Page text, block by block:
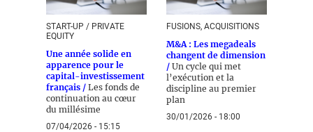
START-UP / PRIVATE
EQUITY
Une année solide en
apparence pour le
capital-investissement
français / Les fonds de
continuation au cœur
du millésime
07/04/2026 - 15:15
FUSIONS, ACQUISITIONS
M&A : Les megadeals
changent de dimension
/ Un cycle qui met
l’exécution et la
discipline au premier
plan
30/01/2026 - 18:00